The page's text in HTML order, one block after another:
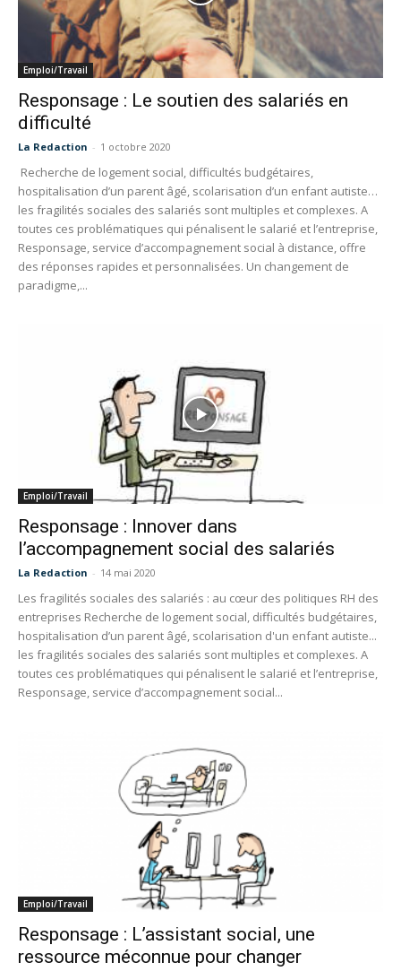
Emploi/Travail
Responsage : Le soutien des salariés en
difficulté
La Redaction - 1 octobre 2020
Recherche de logement social, difficultés budgétaires,
hospitalisation d’un parent âgé, scolarisation d’un enfant autiste…
les fragilités sociales des salariés sont multiples et complexes. A
toutes ces problématiques qui pénalisent le salarié et l’entreprise,
Responsage, service d’accompagnement social à distance, offre
des réponses rapides et personnalisées. Un changement de
paradigme,...
Emploi/Travail
Responsage : Innover dans
l’accompagnement social des salariés
La Redaction - 14 mai 2020
Les fragilités sociales des salariés : au cœur des politiques RH des
entreprises Recherche de logement social, difficultés budgétaires,
hospitalisation d’un parent âgé, scolarisation d'un enfant autiste...
les fragilités sociales des salariés sont multiples et complexes. A
toutes ces problématiques qui pénalisent le salarié et l’entreprise,
Responsage, service d’accompagnement social...
Emploi/Travail
Responsage : L’assistant social, une
ressource méconnue pour changer